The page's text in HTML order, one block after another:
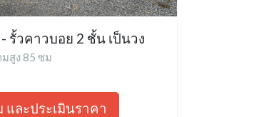
รั้วคาวบอย 2 ชั้น เป็นวง
สูง 85 ซม
และประเมินราคา